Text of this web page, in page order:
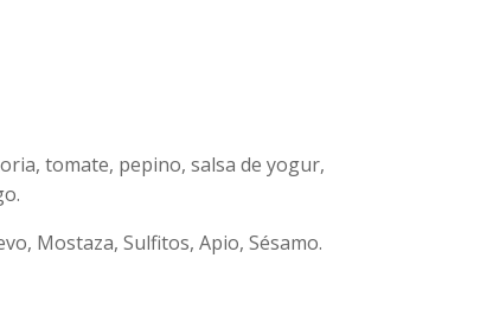
tomate, pepino, salsa de yogur,
Mostaza, Sulfitos, Apio, Sésamo.